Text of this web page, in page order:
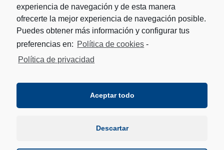
experiencia de navegación y de esta manera
ofrecerte la mejor experiencia de navegación posible.
Puedes obtener más información y configurar tus
preferencias en: Política de cookies -
Política de privacidad
Aceptar todo
Descartar